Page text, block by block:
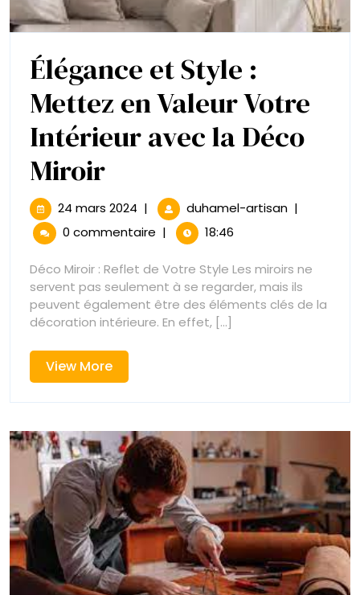
Élégance et Style :
Mettez en Valeur Votre
Intérieur avec la Déco
MiroirÉlégance
et
Style
:
Mettez
en
Valeur
Votre
Intérieur
avec
la
Déco
Miroir
24 mars 2024 24
mars
2024
| duhamel-artisanÉlégance
Mettez
en
Valeur
Déco
|
0 commentaire | 18:46
Déco Miroir : Reflet de Votre Style Les miroirs ne
servent pas seulement à se regarder, mais ils
peuvent également être des éléments clés de la
décoration intérieure. En effet, [...]
View MoreView
More